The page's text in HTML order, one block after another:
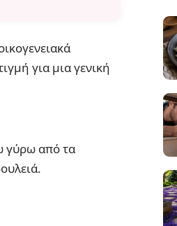
για μια γενική
γύρω από τα